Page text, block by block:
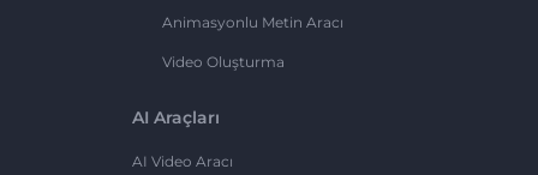
Animasyonlu Metin Aracı
Video Oluşturma
AI Araçları
AI Video Aracı